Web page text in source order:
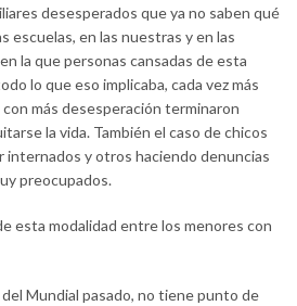
desesperados que ya no saben qué
escuelas, en las nuestras y en las
la que personas cansadas de esta
lo que eso implicaba, cada vez más
más desesperación terminaron
la vida. También el caso de chicos
y otros haciendo denuncias
preocupados.
esta modalidad entre los menores con
Mundial pasado, no tiene punto de